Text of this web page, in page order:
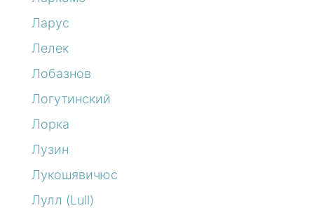
Ларус
Лелек
Лобазнов
Логутинский
Лорка
Лузин
Лукошявичюс
Лулл (Lull)